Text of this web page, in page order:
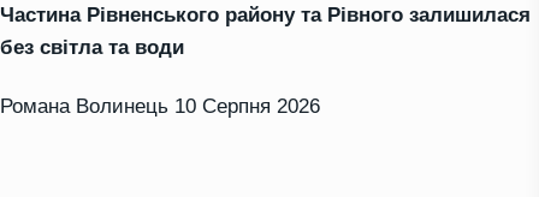
Частина Рівненського району та Рівного залишилася
без світла та води
Романа Волинець 10 Серпня 2026